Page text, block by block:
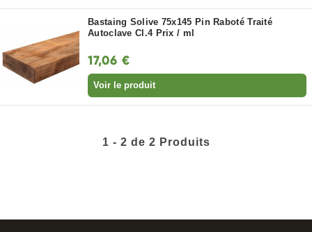
Bastaing Solive 75x145 Pin Raboté Traité
Autoclave Cl.4 Prix / ml
17,06 €
Voir le produit
1 - 2 de 2 Produits